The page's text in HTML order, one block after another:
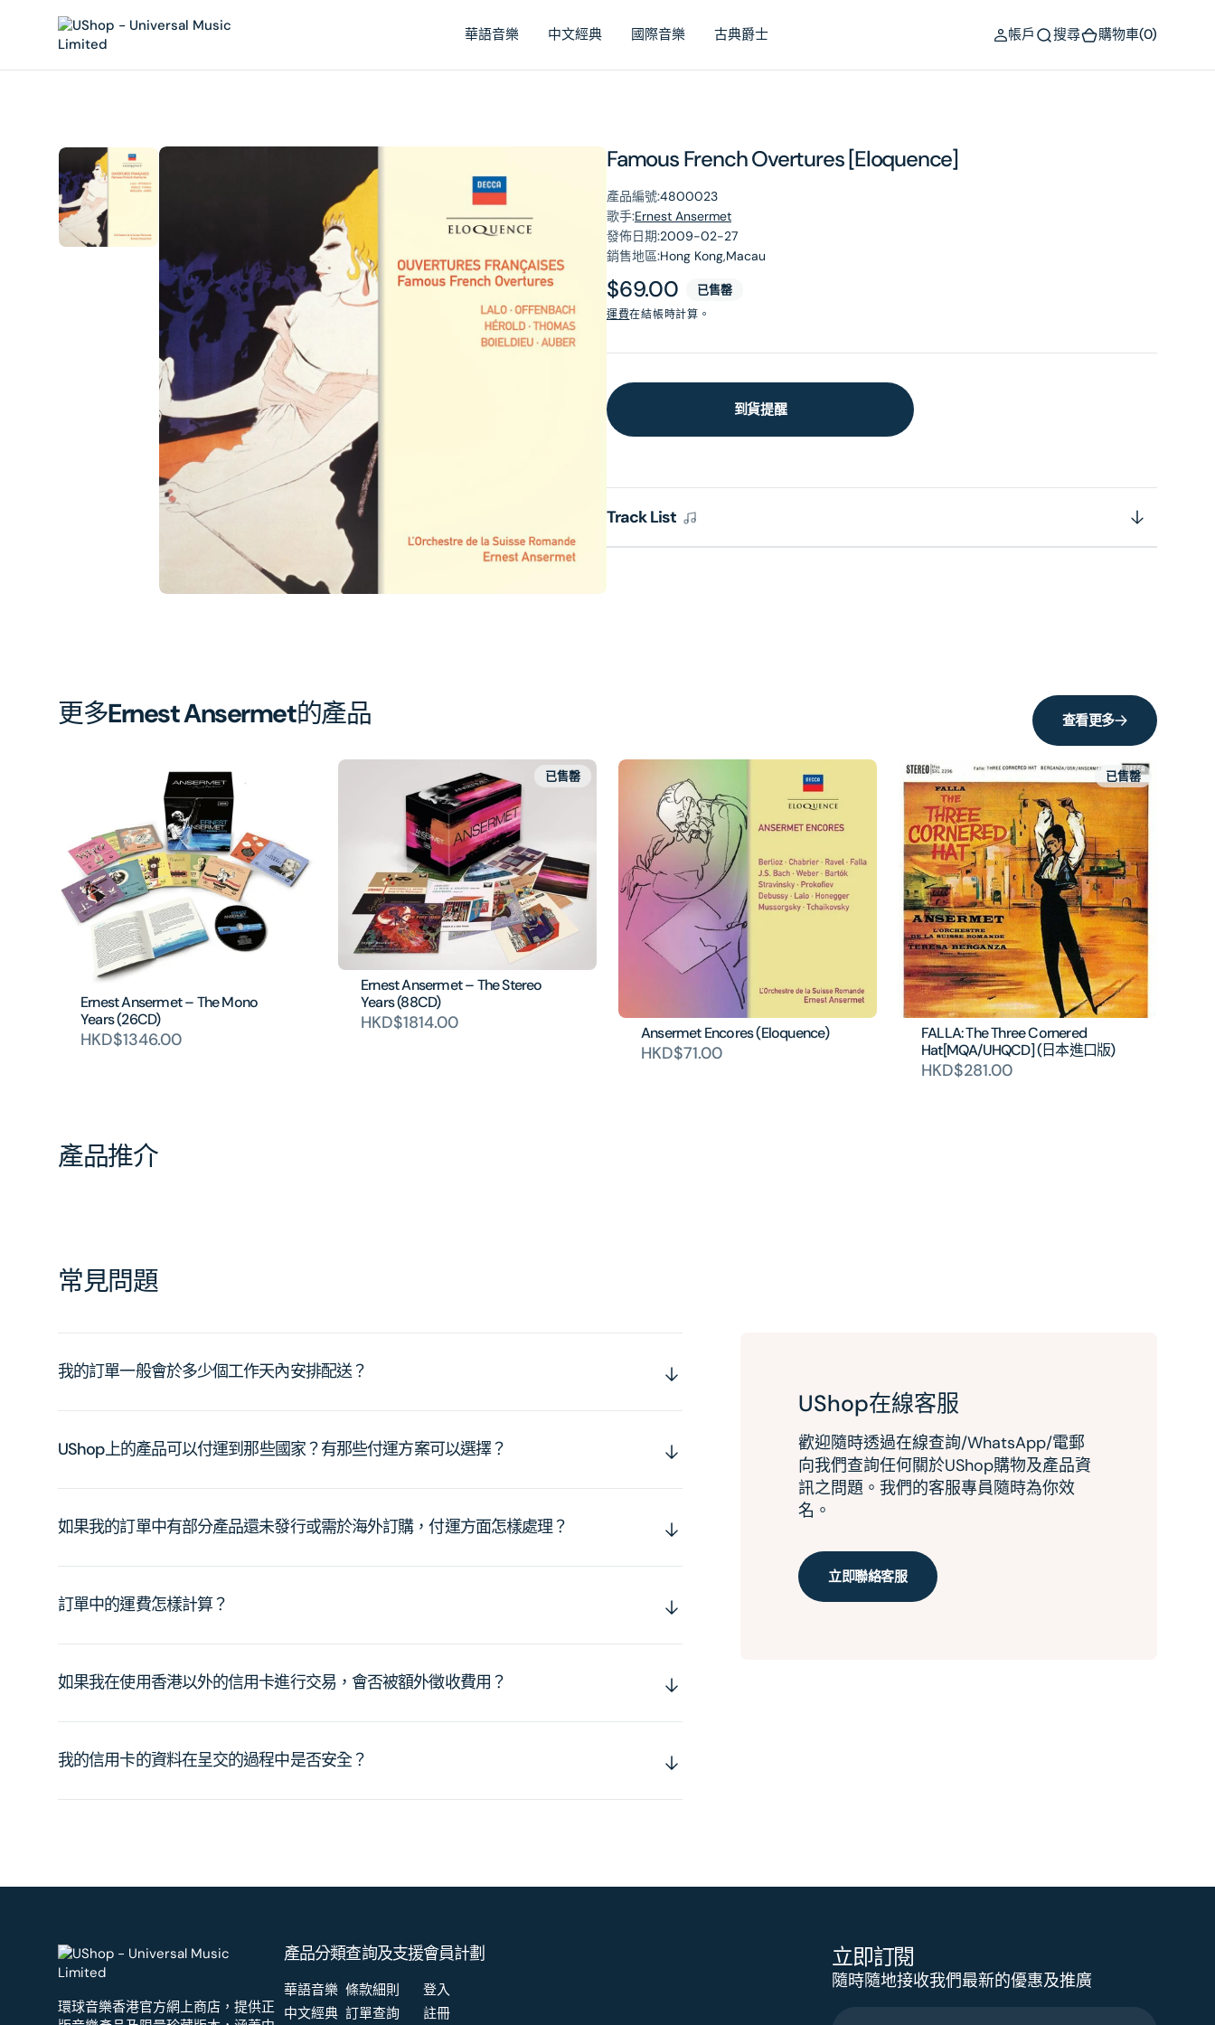
華語音樂 中文經典 國際音樂 古典爵士 帳戶 搜尋 購物車(0)
Famous French Overtures [Eloquence]
產品編號:4800023
歌手:Ernest Ansermet
發佈日期:2009-02-27
銷售地區:Hong Kong,Macau
原
價
$69.00 已售罄
運費在結帳時計算。
到貨提醒
Track List
圖
更多Ernest Ansermet的產品 查看更多
Ernest Ansermet – The Mono
Years (26CD)
HKD$1346.00
Ernest Ansermet – The Stereo
Years (88CD)
HKD$1814.00
已售罄
Ansermet Encores (Eloquence)
HKD$71.00
FALLA: The Three Cornered
Hat[MQA/UHQCD] (日本進口版)
HKD$281.00
已售罄
產品推介
常見問題
我的訂單一般會於多少個工作天內安排配送？
UShop上的產品可以付運到那些國家？有那些付運方案可以選擇？
如果我的訂單中有部分產品還未發行或需於海外訂購，付運方面怎樣處理？
訂單中的運費怎樣計算？
如果我在使用香港以外的信用卡進行交易，會否被額外徵收費用？
我的信用卡的資料在呈交的過程中是否安全？
UShop在線客服
歡迎隨時透過在線查詢/WhatsApp/電郵
向我們查詢任何關於UShop購物及產品資
訊之問題。我們的客服專員隨時為你效
名。
立即聯絡客服
環球音樂香港官方網上商店，提供正
產品分類
華語音樂
中文經典
查詢及支援
條款細則
訂單查詢
會員計劃
登入
註冊
立即訂閱
隨時隨地接收我們最新的優惠及推廣